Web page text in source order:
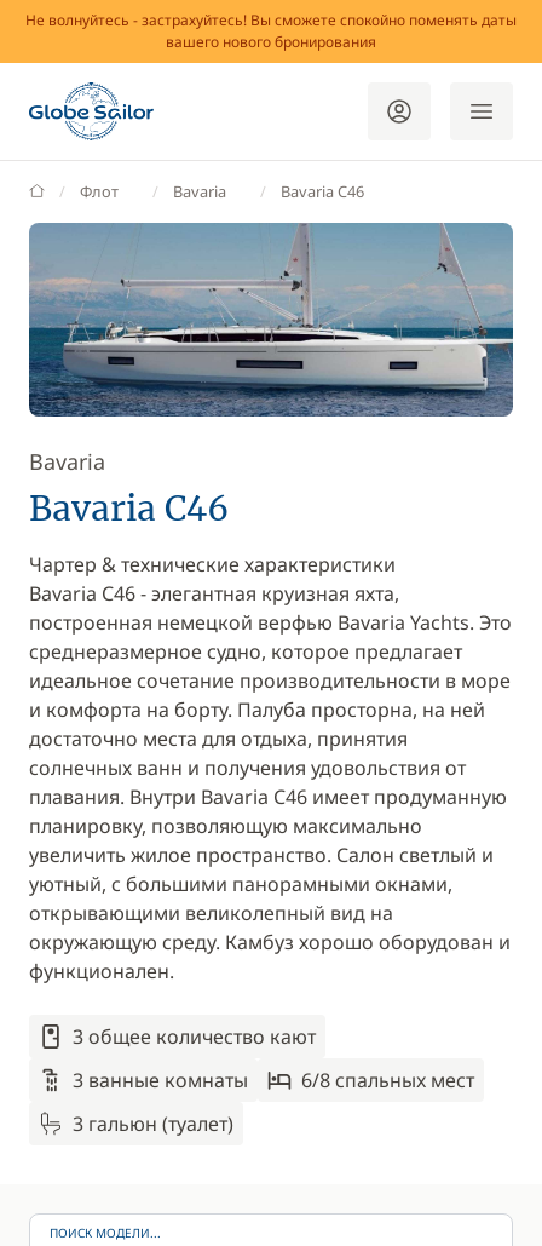
Не волнуйтесь - застрахуйтесь! Вы сможете спокойно поменять даты
вашего нового бронирования
GlobeSailor
Флот Bavaria Bavaria C46
Bavaria
Bavaria C46
Чартер & технические характеристики
Bavaria C46 - элегантная круизная яхта,
построенная немецкой верфью Bavaria Yachts. Это
среднеразмерное судно, которое предлагает
идеальное сочетание производительности в море
и комфорта на борту. Палуба просторна, на ней
достаточно места для отдыха, принятия
солнечных ванн и получения удовольствия от
плавания. Внутри Bavaria C46 имеет продуманную
планировку, позволяющую максимально
увеличить жилое пространство. Салон светлый и
уютный, с большими панорамными окнами,
открывающими великолепный вид на
окружающую среду. Камбуз хорошо оборудован и
функционален.
3 общее количество кают
3 ванные комнаты
6/8 спальныx мест
3 гальюн (туалет)
ПОИСК МОДЕЛИ...